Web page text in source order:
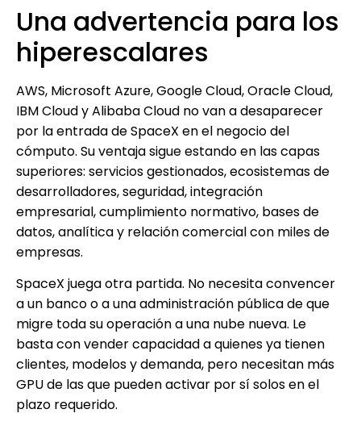
Una advertencia para los
hiperescalares
AWS, Microsoft Azure, Google Cloud, Oracle Cloud,
IBM Cloud y Alibaba Cloud no van a desaparecer
por la entrada de SpaceX en el negocio del
cómputo. Su ventaja sigue estando en las capas
superiores: servicios gestionados, ecosistemas de
desarrolladores, seguridad, integración
empresarial, cumplimiento normativo, bases de
datos, analítica y relación comercial con miles de
empresas.
SpaceX juega otra partida. No necesita convencer
a un banco o a una administración pública de que
migre toda su operación a una nube nueva. Le
basta con vender capacidad a quienes ya tienen
clientes, modelos y demanda, pero necesitan más
GPU de las que pueden activar por sí solos en el
plazo requerido.